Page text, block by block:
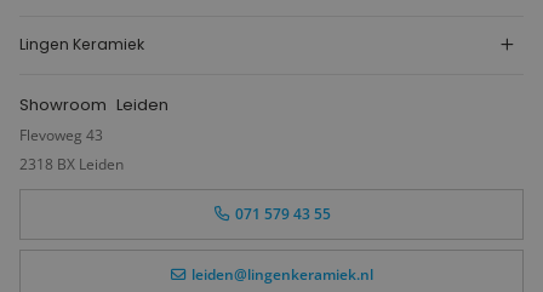
Lingen Keramiek
Showroom Leiden
Flevoweg 43
2318 BX Leiden
071 579 43 55
leiden@lingenkeramiek.nl